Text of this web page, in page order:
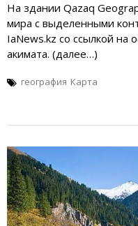
На здании Qazaq
мира с выделенными
IaNews.kz со ссылкой на
акимата. (далее…)
география Карта